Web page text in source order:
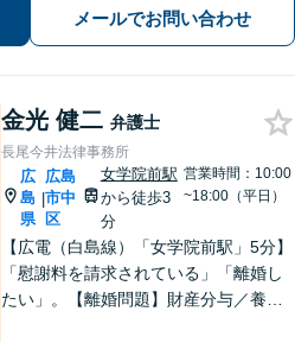
寄り添ったサポートが強み【分割・後
払い利用可】【女学院前駅5分】
メールでお問い合わせ
金光 健二 弁護士
長尾今井法律事務所
広
島
県
|
広島
市中
区
女学院前駅
から徒歩3
分
営業時間：10:00
~18:00（平日）
【広電（白島線）「女学院前駅」5分】
「慰謝料を請求されている」「離婚し
たい」。【離婚問題】財産分与／養育